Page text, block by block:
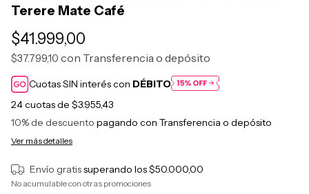
Terere Mate Café
$41.999,00
$37.799,10 con Transferencia o depósito
Cuotas SIN interés con DÉBITO
24cuotas de $3.955,43
10% de descuento pagando con Transferencia o depósito
Ver más detalles
Envío gratissuperando los$50.000,00
No acumulable con otras promociones